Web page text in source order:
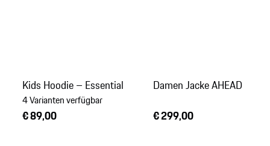
Kids Hoodie – Essential
4 Varianten verfügbar
€ 89,00
Damen Jacke AHEAD
€ 299,00